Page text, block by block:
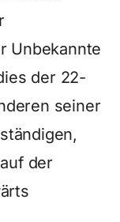
Unbekannte
der 22-
seiner
der